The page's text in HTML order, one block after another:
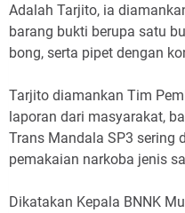
Adalah Tarjito, ia
barang bukti berupa satu
bong, serta pipet dengan
Tarjito diamankan Tim
laporan dari masyarakat,
Trans Mandala SP3 sering
pemakaian narkoba jenis
Dikatakan Kepala BNNK